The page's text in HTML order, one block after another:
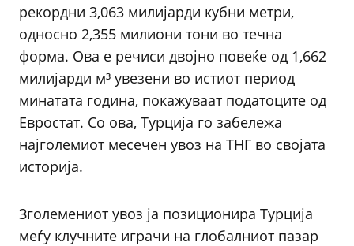
рекордни 3,063 милијарди кубни метри,
односно 2,355 милиони тони во течна
форма. Ова е речиси двојно повеќе од 1,662
милијарди м³ увезени во истиот период
минатата година, покажуваат податоците од
Евростат. Со ова, Турција го забележа
најголемиот месечен увоз на ТНГ во својата
историја.
Зголемениот увоз ја позиционира Турција
меѓу клучните играчи на глобалниот пазар